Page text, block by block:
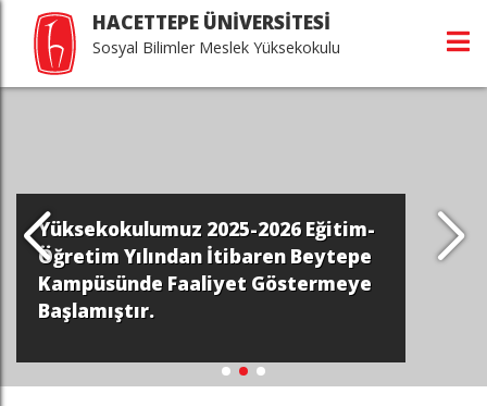
HACETTEPE ÜNİVERSİTESİ
Sosyal Bilimler Meslek Yüksekokulu
Yüksekokulumuz 2025-2026 Eğitim-
Öğretim Yılından İtibaren Beytepe
Kampüsünde Faaliyet Göstermeye
Başlamıştır.